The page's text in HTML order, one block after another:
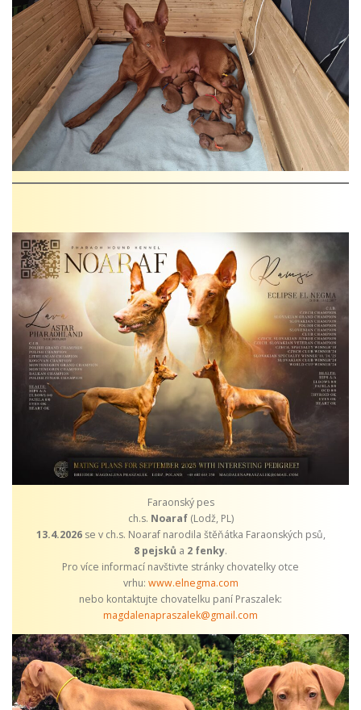
Faraonský pes
ch.s. Noaraf (Lodž, PL)
13.4.2026se v ch.s. Noaraf narodila štěňátka Faraonských psů,
8 pejsků a 2 fenky.
Pro více informací navštivte stránky chovatelky otce
vrhu: www.elnegma.com
nebo kontaktujte chovatelku paní Praszalek:
magdalenapraszalek@gmail.com